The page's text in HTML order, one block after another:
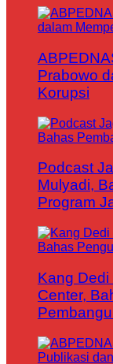
Prabowo
Korupsi
Podcast
Mulyadi,
Program
Kang
Center,